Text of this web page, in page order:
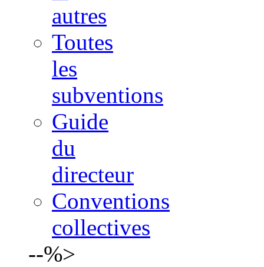
autres
Toutes
les
subventions
Guide
du
directeur
Conventions
collectives
--%>